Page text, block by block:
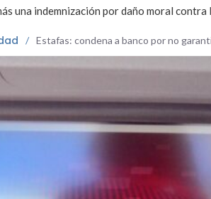
una indemnización por daño moral
/ Estafas: condena a banco por no